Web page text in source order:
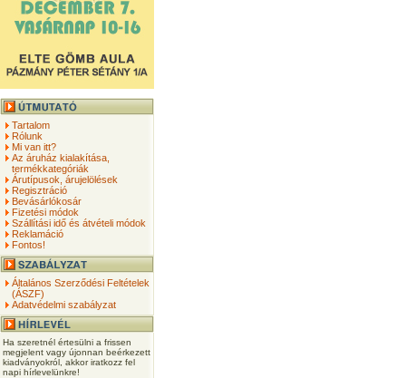
Tartalom
Rólunk
Mi van itt?
Az áruház kialakítása,
termékkategóriák
Árutípusok, árujelölések
Regisztráció
Bevásárlókosár
Fizetési módok
Szállítási idő és átvételi módok
Reklamáció
Fontos!
Általános Szerződési Feltételek
(ÁSZF)
Adatvédelmi szabályzat
Ha szeretnél értesülni a frissen
megjelent vagy újonnan beérkezett
kiadványokról, akkor iratkozz fel
napi hírlevelünkre!